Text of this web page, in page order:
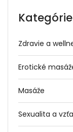
Kategórie
Zdravie a
Erotické
Masáže
Sexualita a